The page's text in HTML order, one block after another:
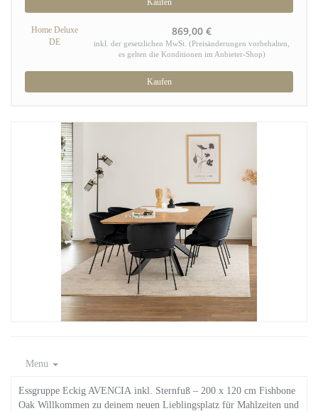
Kaufen
Home Deluxe
DE
869,00 €
inkl. der gesetzlichen MwSt. (Preisänderungen vorbehalten,
es gelten die Konditionen im Anbieter-Shop)
Kaufen
Menu
Essgruppe Eckig AVENCIA inkl. Sternfuß – 200 x 120 cm Fishbone
Oak Willkommen zu deinem neuen Lieblingsplatz für Mahlzeiten und